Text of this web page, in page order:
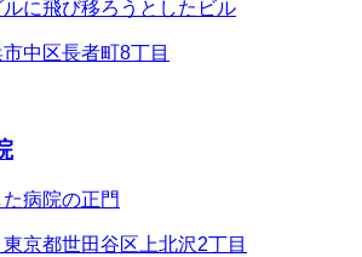
に飛び移ろうとしたビル
中区長者町8丁目
病院の正門
京都世田谷区上北沢2丁目